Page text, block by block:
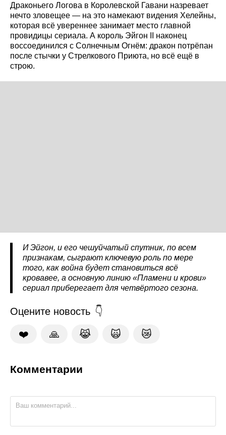
Драконьего Логова в Королевской Гавани назревает
нечто зловещее — на это намекают видения Хелейны,
которая всё увереннее занимает место главной
провидицы сериала. А король Эйгон II наконец
воссоединился с Солнечным Огнём: дракон потрёпан
после стычки у Стрелкового Приюта, но всё ещё в
строю.
И Эйгон, и его чешуйчатый спутник, по всем
признакам, сыграют ключевую роль по мере
того, как война будет становиться всё
кровавее, а основную линию «Пламени и крови»
сериал приберегает для четвёртого сезона.
Оцените новость
❤️ 🙏 😹 🙀 😿
Комментарии